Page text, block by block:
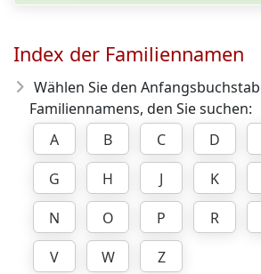
Index der Familiennamen
Wählen Sie den
Familiennamens, den Sie suchen:
A
B C D
G
H J K
N
O P R
V
W
Z